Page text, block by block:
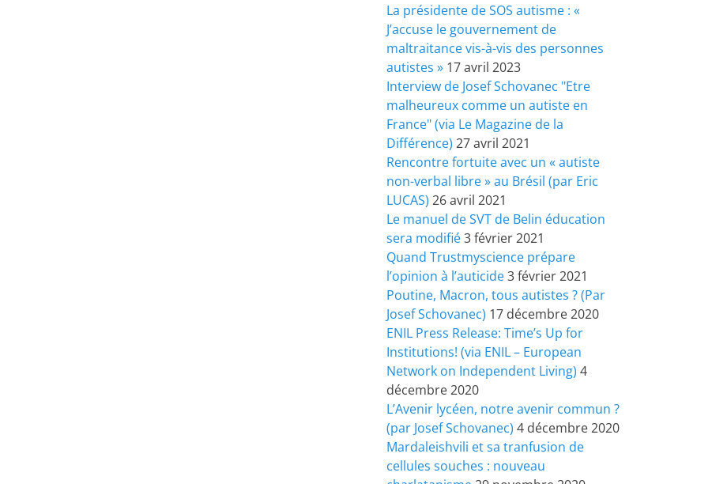
La présidente de SOS autisme : «
J’accuse le gouvernement de
maltraitance vis-à-vis des personnes
autistes » 17 avril 2023
Interview de Josef Schovanec "Etre
malheureux comme un autiste en
France" (via Le Magazine de la
Différence) 27 avril 2021
Rencontre fortuite avec un « autiste
non-verbal libre » au Brésil (par Eric
LUCAS) 26 avril 2021
Le manuel de SVT de Belin éducation
sera modifié3 février 2021
Quand Trustmyscience prépare
l’opinion à l’auticide3 février 2021
Poutine, Macron, tous autistes ? (Par
Josef Schovanec) 17 décembre 2020
ENIL Press Release: Time’s Up for
Institutions! (via ENIL – European
Network on Independent Living) 4
décembre 2020
L’Avenir lycéen, notre avenir commun ?
(par Josef Schovanec) 4 décembre 2020
Mardaleishvili et sa tranfusion de
cellules souches : nouveau